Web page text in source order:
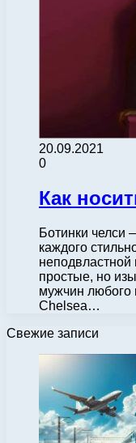
20.09.2021
0
Как
Ботинки челси
каждого
простые, но
мужчин любого
Chelsea…
Свежие записи